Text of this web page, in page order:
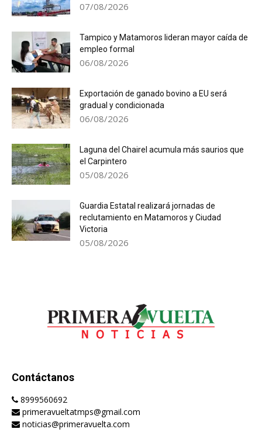
07/08/2026
Tampico y Matamoros lideran mayor caída de
empleo formal
06/08/2026
Exportación de ganado bovino a EU será
gradual y condicionada
06/08/2026
Laguna del Chairel acumula más saurios que
el Carpintero
05/08/2026
Guardia Estatal realizará jornadas de
reclutamiento en Matamoros y Ciudad
Victoria
05/08/2026
Contáctanos
8999560692
primeravueltatmps@gmail.com
noticias@primeravuelta.com